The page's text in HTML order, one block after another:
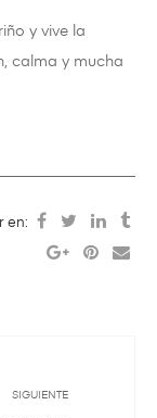
y vive la
calma y mucha
en:
SIGUIENTE